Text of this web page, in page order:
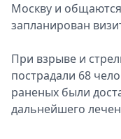
Москву и
запланирован
При взрыве и
пострадали 68
раненых были
дальнейшего